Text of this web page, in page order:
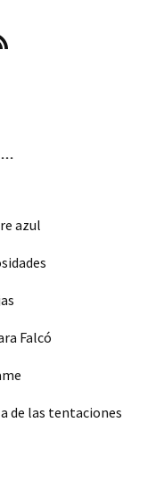
azul
Falcó
de las tentaciones